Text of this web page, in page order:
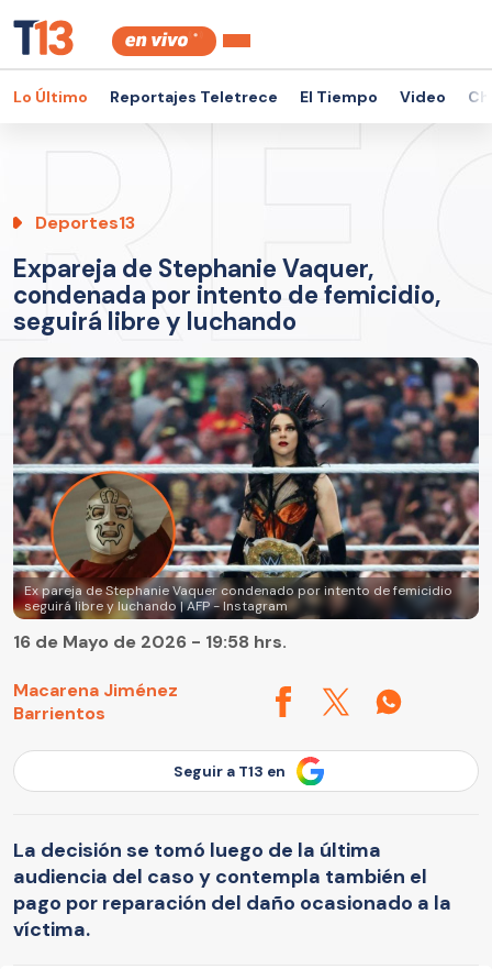
Lo Último Reportajes Teletrece El Tiempo Video
Deportes13
Expareja de Stephanie Vaquer,
condenada por intento de femicidio,
seguirá libre y luchando
Ex pareja de Stephanie Vaquer condenado por intento de femicidio
seguirá libre y luchando | AFP - Instagram
Macarena Jiménez
Barrientos
16 de Mayo de 2026 - 19:58 hrs.
Seguir a T13 en
La decisión se tomó luego de la última
audiencia del caso y contempla también el
pago por reparación del daño ocasionado a la
víctima.